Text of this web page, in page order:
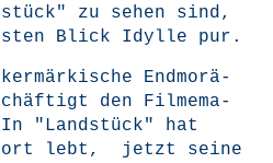
zu sehen sind,
Blick Idyl­le pur.
End­mo­rä­
den Fil­me­ma­
In
"Land­stück"
hat
dort lebt, jetzt sei­ne